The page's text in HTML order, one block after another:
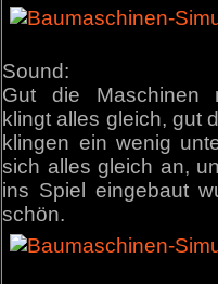
Sound:
Gut die Maschinen
klingt alles gleich, gut
klingen ein wenig
sich alles gleich an,
ins Spiel eingebaut
schön.